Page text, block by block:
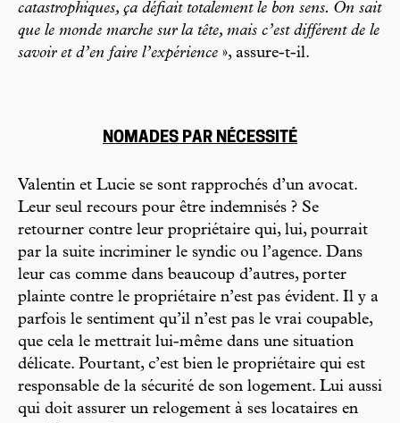
catastrophiques, ça défiait totalement le bon sens. On sait
que le monde marche sur la tête, mais c’est différent de le
savoir et d’en faire l’expérience », assure-t-il.
NOMADES PAR NÉCESSITÉ
Valentin et Lucie se sont rapprochés d’un avocat.
Leur seul recours pour être indemnisés ? Se
retourner contre leur propriétaire qui, lui, pourrait
par la suite incriminer le syndic ou l’agence. Dans
leur cas comme dans beaucoup d’autres, porter
plainte contre le propriétaire n’est pas évident. Il y a
parfois le sentiment qu’il n’est pas le vrai coupable,
que cela le mettrait lui-même dans une situation
délicate. Pourtant, c’est bien le propriétaire qui est
responsable de la sécurité de son logement. Lui aussi
qui doit assurer un relogement à ses locataires en